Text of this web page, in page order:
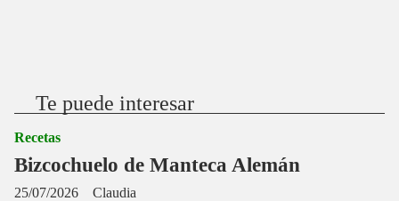
Te puede interesar
Bizcochuelo de Manteca Alemán
Claudia
Recetas
25/07/2026